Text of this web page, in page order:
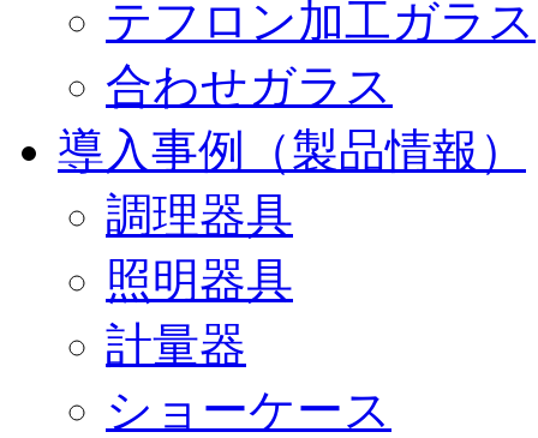
テフロン加工ガラス
合わせガラス
導入事例（製品情報）
調理器具
照明器具
計量器
ショーケース